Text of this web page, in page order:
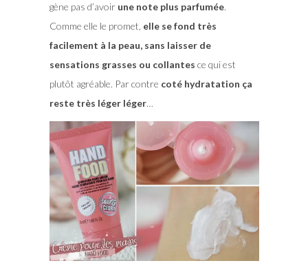
gène pas d’avoir une note plus parfumée.
Comme elle le promet, elle se fond très
facilement à la peau, sans laisser de
sensations grasses ou collantes ce qui est
plutôt agréable. Par contre coté hydratation ça
reste très léger léger…